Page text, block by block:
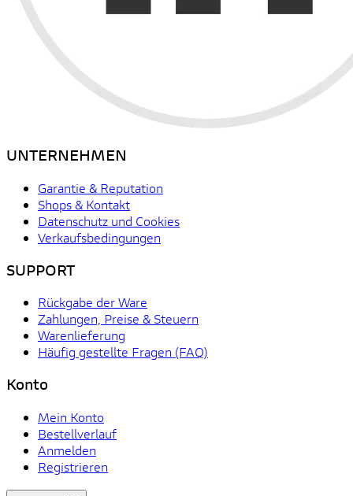
UNTERNEHMEN
Garantie & Reputation
Shops & Kontakt
Datenschutz und Cookies
Verkaufsbedingungen
SUPPORT
Rückgabe der Ware
Zahlungen, Preise & Steuern
Warenlieferung
Häufig gestellte Fragen (FAQ)
Konto
Mein Konto
Bestellverlauf
Anmelden
Registrieren